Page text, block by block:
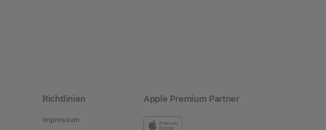
Richtlinien
Impressum
Apple Premium Partner